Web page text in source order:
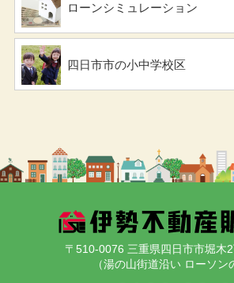
ローンシミュレーション
四日市市の小中学校区
〒510-0076 三重県四日市市堀木
（湯の山街道沿い ローソン